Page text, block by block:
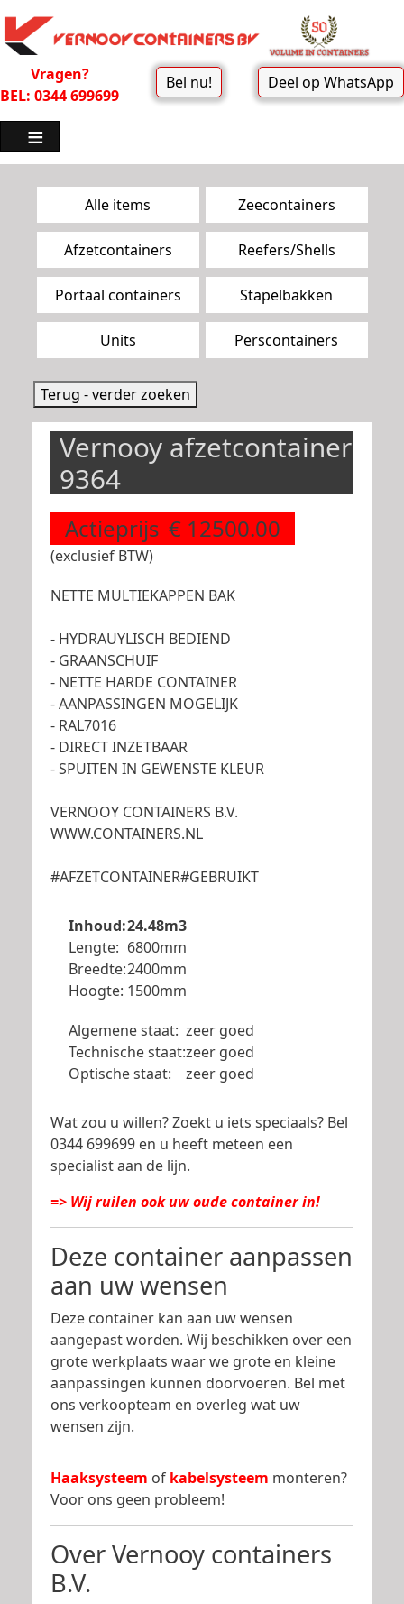
Vragen?
BEL: 0344 699699
Bel nu! Deel op WhatsApp
Zoekpagina menu
Alle items Zeecontainers
Afzetcontainers Reefers/Shells
Portaal containers Stapelbakken
Units Perscontainers
Terug - verder zoeken
Vernooy afzetcontainer
9364
Actieprijs € 12500.00
(exclusief BTW)
NETTE MULTIEKAPPEN BAK
- HYDRAUYLISCH BEDIEND
- GRAANSCHUIF
- NETTE HARDE CONTAINER
- AANPASSINGEN MOGELIJK
- RAL7016
- DIRECT INZETBAAR
- SPUITEN IN GEWENSTE KLEUR
VERNOOY CONTAINERS B.V.
WWW.CONTAINERS.NL
#AFZETCONTAINER#GEBRUIKT
Inhoud:24.48m3
Lengte: 6800mm
Breedte:2400mm
Hoogte: 1500mm
Algemene staat: zeer goed
Technische staat:zeer goed
Optische staat:
zeer goed
Wat zou u willen? Zoekt u iets speciaals? Bel
0344 699699 en u heeft meteen een
specialist aan de lijn.
=> Wij ruilen ook uw oude container in!
Deze container aanpassen
aan uw wensen
Deze container kan aan uw wensen
aangepast worden. Wij beschikken over een
grote werkplaats waar we grote en kleine
aanpassingen kunnen doorvoeren. Bel met
ons verkoopteam en overleg wat uw
wensen zijn.
Haaksysteem of kabelsysteem monteren?
Voor ons geen probleem!
Over Vernooy containers
B.V.